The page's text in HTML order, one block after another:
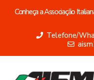
Conheça a Associação
Telefone/